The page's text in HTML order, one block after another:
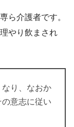
ら介護者です。
やり飲まされ
り、なおか
意志に従い